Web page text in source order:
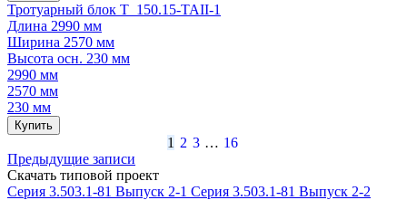
Тротуарный блок Т 150.15-TAII-1
Длина 2990 мм
Ширина 2570 мм
Высота осн. 230 мм
2990 мм
2570 мм
230 мм
Купить
1 2 3 … 16
Навигация
по
Предыдущие записи
Скачать типовой проект
Серия 3.503.1-81 Выпуск 2-1 Серия 3.503.1-81 Выпуск 2-2